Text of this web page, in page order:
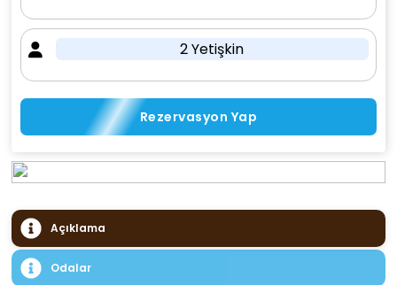
2 Yetişkin
Rezervasyon Yap
Açıklama
Odalar